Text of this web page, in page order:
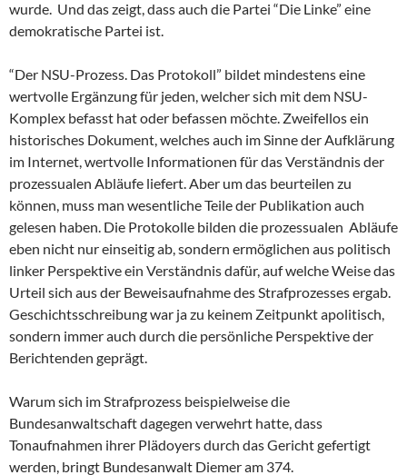
wurde. Und das zeigt, dass auch die Partei “Die Linke” eine
demokratische Partei ist.
“Der NSU-Prozess. Das Protokoll” bildet mindestens eine
wertvolle Ergänzung für jeden, welcher sich mit dem NSU-
Komplex befasst hat oder befassen möchte. Zweifellos ein
historisches Dokument, welches auch im Sinne der Aufklärung
im Internet, wertvolle Informationen für das Verständnis der
prozessualen Abläufe liefert. Aber um das beurteilen zu
können, muss man wesentliche Teile der Publikation auch
gelesen haben. Die Protokolle bilden die prozessualen Abläufe
eben nicht nur einseitig ab, sondern ermöglichen aus politisch
linker Perspektive ein Verständnis dafür, auf welche Weise das
Urteil sich aus der Beweisaufnahme des Strafprozesses ergab.
Geschichtsschreibung war ja zu keinem Zeitpunkt apolitisch,
sondern immer auch durch die persönliche Perspektive der
Berichtenden geprägt.
Warum sich im Strafprozess beispielweise die
Bundesanwaltschaft dagegen verwehrt hatte, dass
Tonaufnahmen ihrer Plädoyers durch das Gericht gefertigt
werden, bringt Bundesanwalt Diemer am 374.